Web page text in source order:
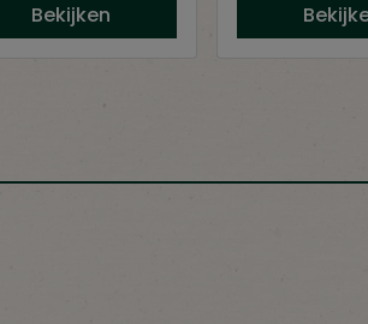
Bekijken